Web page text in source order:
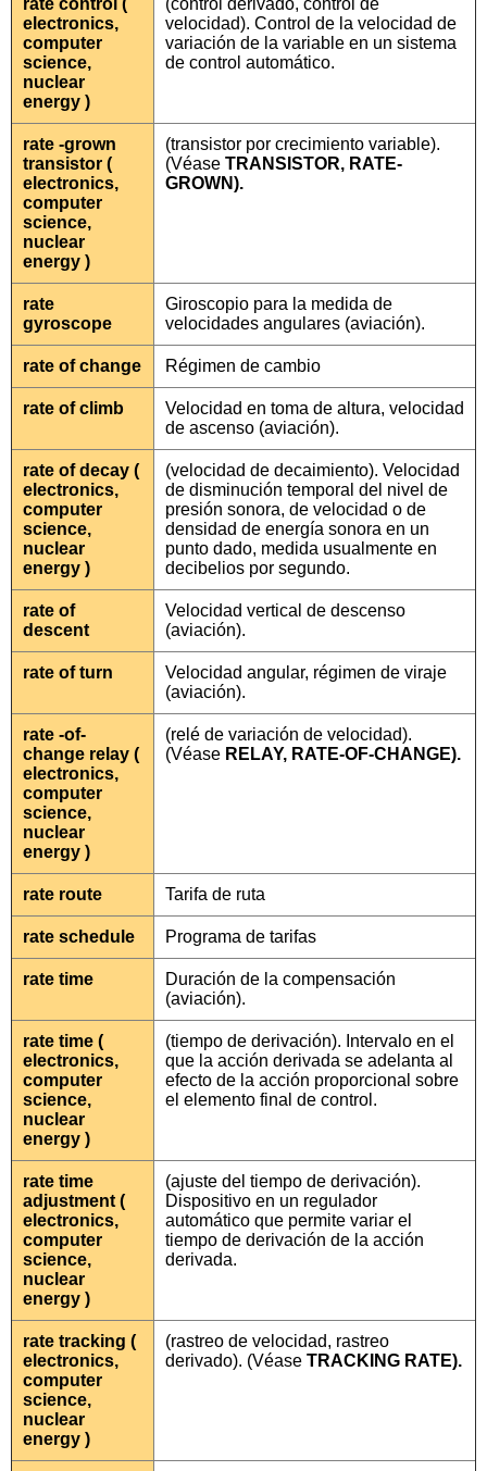
rate control (
electronics,
computer
science,
nuclear
energy )
(control derivado, control de
velocidad). Control de la velocidad de
variación de la variable en un sistema
de control automático.
rate -grown
transistor (
electronics,
computer
science,
nuclear
energy )
(transistor por crecimiento variable).
(Véase TRANSISTOR, RATE-
GROWN).
rate
gyroscope
Giroscopio para la medida de
velocidades angulares (aviación).
rate of change Régimen de cambio
rate of climb
Velocidad en toma de altura, velocidad
de ascenso (aviación).
rate of decay (
electronics,
computer
science,
nuclear
energy )
(velocidad de decaimiento). Velocidad
de disminución temporal del nivel de
presión sonora, de velocidad o de
densidad de energía sonora en un
punto dado, medida usualmente en
decibelios por segundo.
rate of
descent
Velocidad vertical de descenso
(aviación).
rate of turn
Velocidad angular, régimen de viraje
(aviación).
rate -of-
change relay (
electronics,
computer
science,
nuclear
energy )
(relé de variación de velocidad).
(Véase RELAY, RATE-OF-CHANGE).
rate route Tarifa de ruta
rate schedule Programa de tarifas
rate time
Duración de la compensación
(aviación).
rate time (
electronics,
computer
science,
nuclear
energy )
(tiempo de derivación). Intervalo en el
que la acción derivada se adelanta al
efecto de la acción proporcional sobre
el elemento final de control.
rate time
adjustment (
electronics,
computer
science,
nuclear
energy )
(ajuste del tiempo de derivación).
Dispositivo en un regulador
automático que permite variar el
tiempo de derivación de la acción
derivada.
rate tracking (
electronics,
computer
science,
nuclear
energy )
(rastreo de velocidad, rastreo
derivado). (Véase TRACKING RATE).